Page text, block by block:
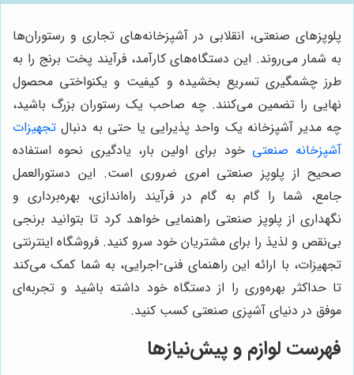
پلوپزهای صنعتی، انقلابی در آشپزخانه‌های تجاری و رستوران‌ها
به شمار می‌روند. این دستگاه‌های کارآمد، فرآیند پخت برنج را به
طرز چشمگیری تسریع بخشیده و کیفیت و یکنواختی محصول
نهایی را تضمین می‌کنند. چه صاحب یک رستوران بزرگ باشید،
چه مدیر آشپزخانه یک واحد پذیرایی یا حتی به دنبال تجهیزات
آشپزخانه صنعتی خود برای اولین بار، یادگیری نحوه استفاده
صحیح از پلوپز صنعتی امری ضروری است. این دستورالعمل
جامع، شما را گام به گام در فرآیند راه‌اندازی، بهره‌برداری و
نگهداری از پلوپز صنعتی راهنمایی خواهد کرد تا بتوانید برنجی
بی‌نقص و لذیذ را برای مشتریان خود سرو کنید. فروشگاه اینترنتی
تجهیزات، با ارائه این راهنمای فنی-اجرایی، به شما کمک می‌کند
تا حداکثر بهره‌وری را از دستگاه خود داشته باشید و تجربه‌ای
موفق در دنیای آشپزی صنعتی کسب کنید.
فهرست لوازم و پیش‌نیازها